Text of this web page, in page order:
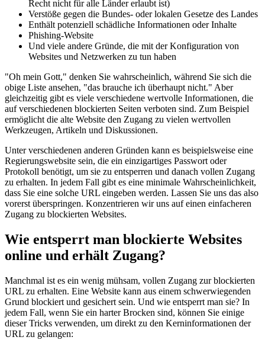
Recht nicht für alle Länder erlaubt ist)
Verstöße gegen die Bundes- oder lokalen Gesetze des Landes
Enthält potenziell schädliche Informationen oder Inhalte
Phishing-Website
Und viele andere Gründe, die mit der Konfiguration von
Websites und Netzwerken zu tun haben
"Oh mein Gott," denken Sie wahrscheinlich, während Sie sich die
obige Liste ansehen, "das brauche ich überhaupt nicht." Aber
gleichzeitig gibt es viele verschiedene wertvolle Informationen, die
auf verschiedenen blockierten Seiten verboten sind. Zum Beispiel
ermöglicht die alte Website den Zugang zu vielen wertvollen
Werkzeugen, Artikeln und Diskussionen.
Unter verschiedenen anderen Gründen kann es beispielsweise eine
Regierungswebsite sein, die ein einzigartiges Passwort oder
Protokoll benötigt, um sie zu entsperren und danach vollen Zugang
zu erhalten. In jedem Fall gibt es eine minimale Wahrscheinlichkeit,
dass Sie eine solche URL eingeben werden. Lassen Sie uns das also
vorerst überspringen. Konzentrieren wir uns auf einen einfacheren
Zugang zu blockierten Websites.
Wie entsperrt man blockierte Websites
online und erhält Zugang?
Manchmal ist es ein wenig mühsam, vollen Zugang zur blockierten
URL zu erhalten. Eine Website kann aus einem schwerwiegenden
Grund blockiert und gesichert sein. Und wie entsperrt man sie? In
jedem Fall, wenn Sie ein harter Brocken sind, können Sie einige
dieser Tricks verwenden, um direkt zu den Kerninformationen der
URL zu gelangen: